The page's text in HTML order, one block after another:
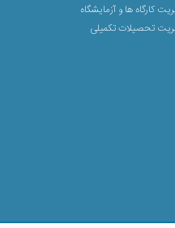
کارگاه ها و آزمایشگاه
تحصیلات تکمیلی